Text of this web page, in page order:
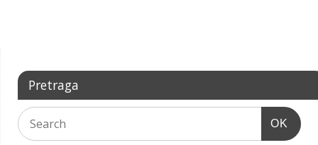
Pretraga
OK